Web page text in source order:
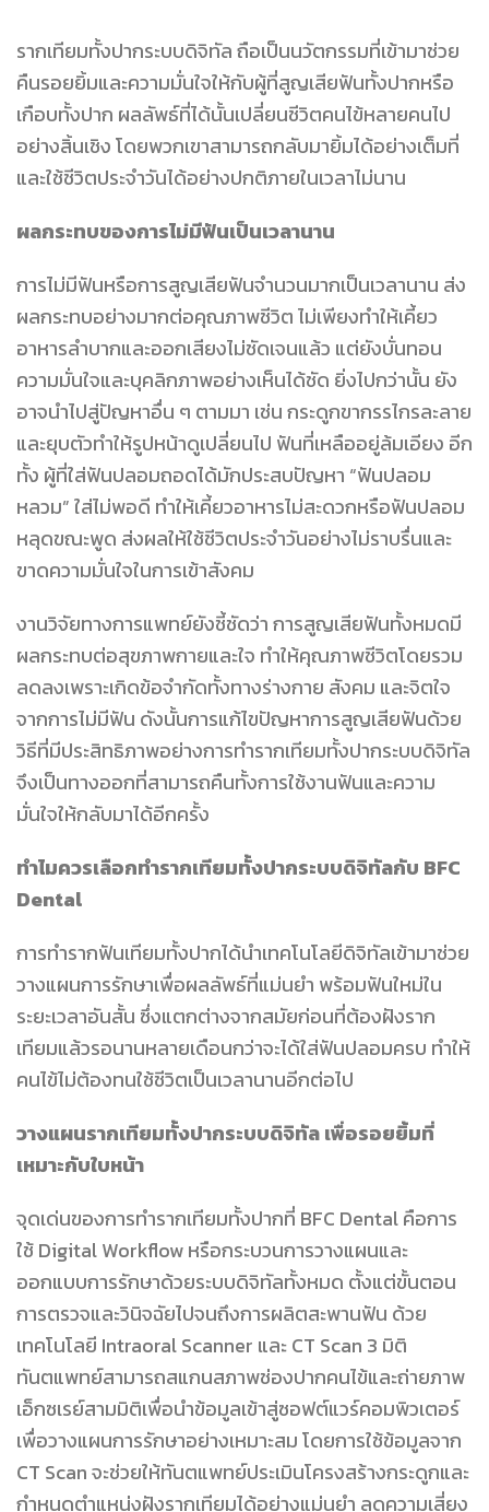
รากเทียมทั้งปากระบบดิจิทัลถือเป็นนวัตกรรมที่เข้ามาช่วย
คืนรอยยิ้มและความมั่นใจให้กับผู้ที่สูญเสียฟันทั้งปากหรือ
เกือบทั้งปาก ผลลัพธ์ที่ได้นั้นเปลี่ยนชีวิตคนไข้หลายคนไป
อย่างสิ้นเชิง โดยพวกเขาสามารถกลับมายิ้มได้อย่างเต็มที่
และใช้ชีวิตประจำวันได้อย่างปกติภายในเวลาไม่นาน
ผลกระทบของการไม่มีฟันเป็นเวลานาน
การไม่มีฟันหรือการสูญเสียฟันจำนวนมากเป็นเวลานาน ส่ง
ผลกระทบอย่างมากต่อคุณภาพชีวิต ไม่เพียงทำให้เคี้ยว
อาหารลำบากและออกเสียงไม่ชัดเจนแล้ว แต่ยังบั่นทอน
ความมั่นใจและบุคลิกภาพอย่างเห็นได้ชัด ยิ่งไปกว่านั้น ยัง
อาจนำไปสู่ปัญหาอื่น ๆ ตามมา เช่น กระดูกขากรรไกรละลาย
และยุบตัวทำให้รูปหน้าดูเปลี่ยนไป ฟันที่เหลืออยู่ล้มเอียง อีก
ทั้ง ผู้ที่ใส่ฟันปลอมถอดได้มักประสบปัญหา “ฟันปลอม
หลวม” ใส่ไม่พอดี ทำให้เคี้ยวอาหารไม่สะดวกหรือฟันปลอม
หลุดขณะพูด ส่งผลให้ใช้ชีวิตประจำวันอย่างไม่ราบรื่นและ
ขาดความมั่นใจในการเข้าสังคม
งานวิจัยทางการแพทย์ยังชี้ชัดว่า การสูญเสียฟันทั้งหมดมี
ผลกระทบต่อสุขภาพกายและใจ ทำให้คุณภาพชีวิตโดยรวม
ลดลงเพราะเกิดข้อจำกัดทั้งทางร่างกาย สังคม และจิตใจ
จากการไม่มีฟัน ดังนั้นการแก้ไขปัญหาการสูญเสียฟันด้วย
วิธีที่มีประสิทธิภาพอย่างการทำรากเทียมทั้งปากระบบดิจิทัล
จึงเป็นทางออกที่สามารถคืนทั้งการใช้งานฟันและความ
มั่นใจให้กลับมาได้อีกครั้ง
ทำไมควรเลือกทำรากเทียมทั้งปากระบบดิจิทัลกับ BFC
Dental
การทำรากฟันเทียมทั้งปากได้นำเทคโนโลยีดิจิทัลเข้ามาช่วย
วางแผนการรักษาเพื่อผลลัพธ์ที่แม่นยำ พร้อมฟันใหม่ใน
ระยะเวลาอันสั้น ซึ่งแตกต่างจากสมัยก่อนที่ต้องฝังราก
เทียมแล้วรอนานหลายเดือนกว่าจะได้ใส่ฟันปลอมครบ ทำให้
คนไข้ไม่ต้องทนใช้ชีวิตเป็นเวลานานอีกต่อไป
วางแผนรากเทียมทั้งปากระบบดิจิทัล เพื่อรอยยิ้มที่
เหมาะกับใบหน้า
จุดเด่นของการทำรากเทียมทั้งปากที่ BFC Dental คือการ
ใช้ Digital Workflow หรือกระบวนการวางแผนและ
ออกแบบการรักษาด้วยระบบดิจิทัลทั้งหมด ตั้งแต่ขั้นตอน
การตรวจและวินิจฉัยไปจนถึงการผลิตสะพานฟัน ด้วย
เทคโนโลยี Intraoral Scanner และ CT Scan 3 มิติ
ทันตแพทย์สามารถสแกนสภาพช่องปากคนไข้และถ่ายภาพ
เอ็กซเรย์สามมิติเพื่อนำข้อมูลเข้าสู่ซอฟต์แวร์คอมพิวเตอร์
เพื่อวางแผนการรักษาอย่างเหมาะสม โดยการใช้ข้อมูลจาก
CT Scan จะช่วยให้ทันตแพทย์ประเมินโครงสร้างกระดูกและ
กำหนดตำแหน่งฝังรากเทียมได้อย่างแม่นยำ ลดความเสี่ยง